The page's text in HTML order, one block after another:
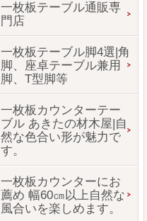
一枚板テーブル通販専
門店
一枚板テーブル脚4選|角
脚、座卓テーブル兼用
脚、T型脚等
一枚板カウンターテー
ブル あきたの材木屋|自
然な色合い形が魅力で
す。
一枚板カウンターにお
薦め 幅60㎝以上自然な
風合いを楽しめます。